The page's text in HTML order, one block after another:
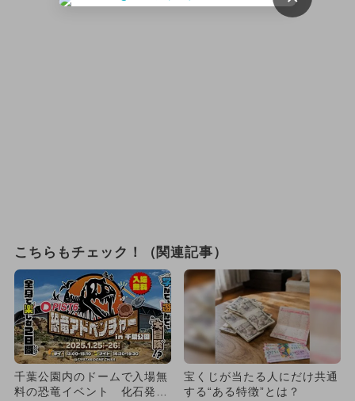
こちらもチェック！（関連記事）
千葉公園内のドームで入場無
料の恐竜イベント 化石発掘
宝くじが当たる人にだけ共通
する“ある特徴”とは？